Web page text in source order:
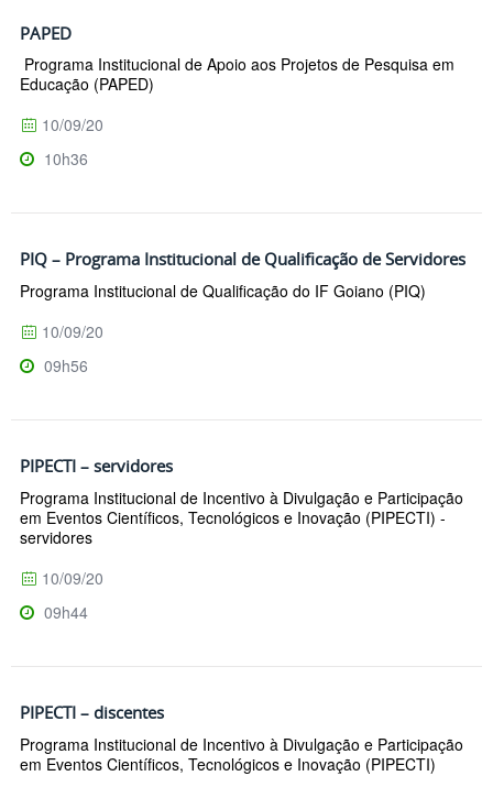
PAPED
Programa Institucional de Apoio aos Projetos de Pesquisa em
Educação (PAPED)
10/09/20
10h36
PIQ – Programa Institucional de Qualificação de Servidores
Programa Institucional de Qualificação do IF Goiano (PIQ)
10/09/20
09h56
PIPECTI – servidores
Programa Institucional de Incentivo à Divulgação e Participação
em Eventos Científicos, Tecnológicos e Inovação (PIPECTI) -
servidores
10/09/20
09h44
PIPECTI – discentes
Programa Institucional de Incentivo à Divulgação e Participação
em Eventos Científicos, Tecnológicos e Inovação (PIPECTI)